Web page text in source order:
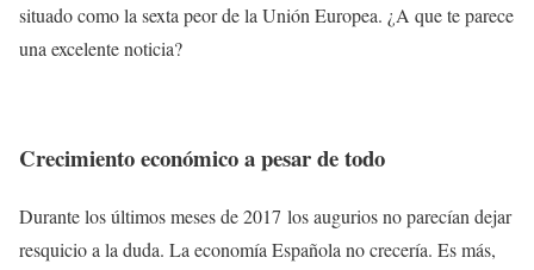
situado como la sexta peor de la Unión Europea. ¿A que te parece
una excelente noticia?
Crecimiento económico a pesar de todo
Durante los últimos meses de 2017 los augurios no parecían dejar
resquicio a la duda. La economía Española no crecería. Es más,